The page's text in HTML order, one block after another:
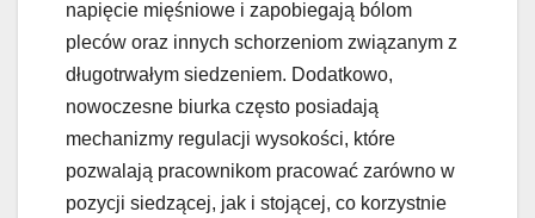
napięcie mięśniowe i zapobiegają bólom
pleców oraz innych schorzeniom związanym z
długotrwałym siedzeniem. Dodatkowo,
nowoczesne biurka często posiadają
mechanizmy regulacji wysokości, które
pozwalają pracownikom pracować zarówno w
pozycji siedzącej, jak i stojącej, co korzystnie